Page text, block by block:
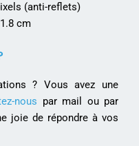
(anti-reflets)
cm
? Vous avez une
nous par mail ou par
joie de répondre à vos